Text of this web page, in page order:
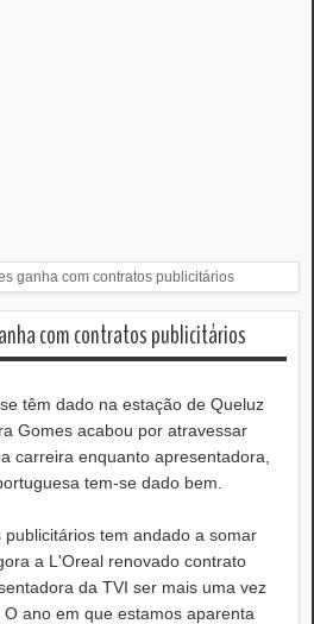
ganha com contratos publicitários
com contratos publicitários
têm dado na estação de Queluz
Gomes acabou por atravessar
carreira enquanto apresentadora,
tem-se dado bem.
tem andado a somar
a L'Oreal renovado contrato
da TVI ser mais uma vez
ano em que estamos aparenta